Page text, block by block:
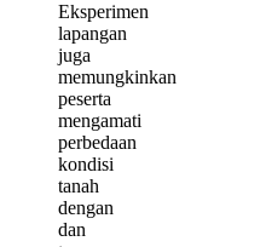
Eksperimen
lapangan
juga
memungkinkan
peserta
mengamati
perbedaan
kondisi
tanah
dengan
dan